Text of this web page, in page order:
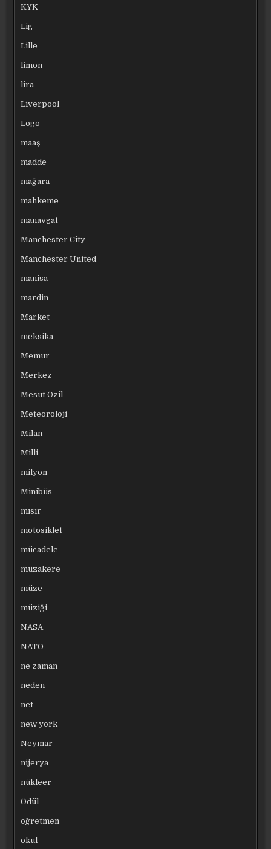
KYK
Lig
Lille
limon
lira
Liverpool
Logo
maaş
madde
mağara
mahkeme
manavgat
Manchester City
Manchester United
manisa
mardin
Market
meksika
Memur
Merkez
Mesut Özil
Meteoroloji
Milan
Milli
milyon
Minibüs
mısır
motosiklet
mücadele
müzakere
müze
müziği
NASA
NATO
ne zaman
neden
net
new york
Neymar
nijerya
nükleer
Ödül
öğretmen
okul